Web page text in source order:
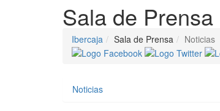
Sala de Prensa
Ibercaja Sala de Prensa Noticias
Noticias